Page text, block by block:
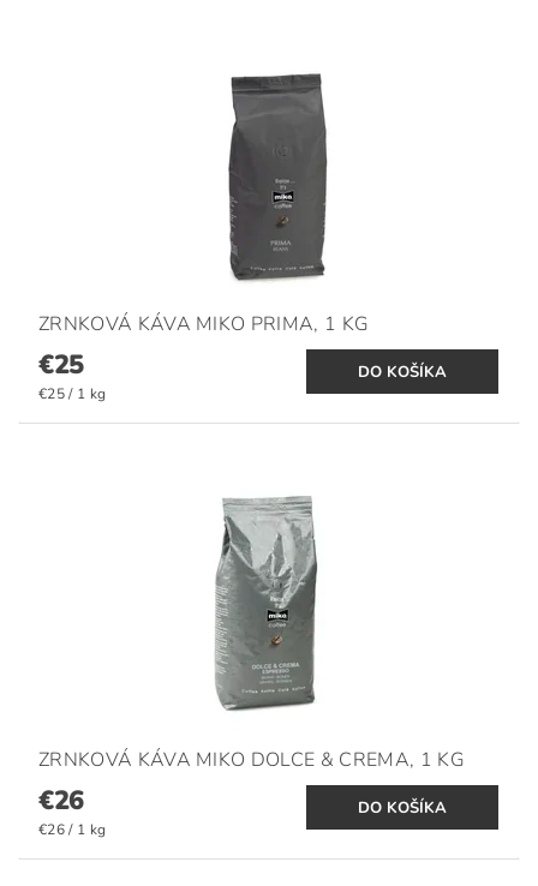
ZRNKOVÁ KÁVA MIKO PRIMA, 1 KG
€25
€25 / 1 kg
ZRNKOVÁ KÁVA MIKO DOLCE & CREMA, 1 KG
€26
€26 / 1 kg